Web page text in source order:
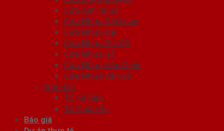
Cửa vòm nhựa
Cửa Nhựa Đài Loan
Cửa Nhựa Đẹp
Cửa Nhựa Giả Gỗ
Cửa Nhựa Gỗ
Cửa Nhựa Hàn Quốc
Cửa Nhựa Vân Gỗ
Nội thất
Tủ Kệ Bếp
Tủ Quần Áo
Báo giá